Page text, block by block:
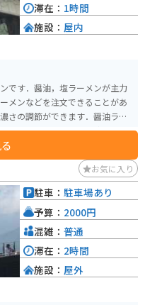
です．醤油，塩ラーメンが主力
メンなどを注文できることがあ
さの調節ができます．醤油ラー
られると思います．公式サイト
っているので，リアルタイムに
滞在： 1時間
施設： 屋内
お気に入り
駐車： 駐車場あり
予算： 2000円
混雑： 普通
滞在： 2時間
施設： 屋外